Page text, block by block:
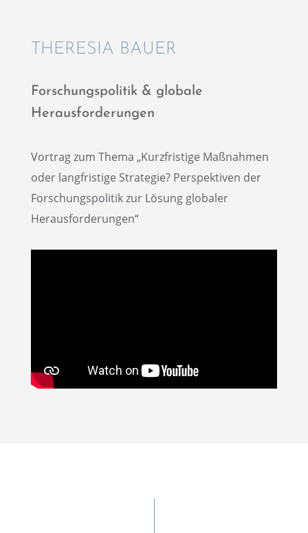
THERE­SIA BAUER
Forschungs­po­li­tik & globale
Herausforderungen
Vortrag zum Thema „Kurzfris­tige Maßnah­men
oder langfris­tige Strate­gie? Perspek­ti­ven der
Forschungs­po­li­tik zur Lösung globa­ler
Herausforderungen“